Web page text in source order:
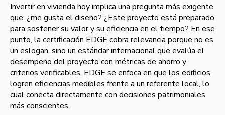
Invertir en vivienda hoy implica una pregunta más exigente
que: ¿me gusta el diseño? ¿Este proyecto está preparado
para sostener su valor y su eficiencia en el tiempo? En ese
punto, la certificación EDGE cobra relevancia porque no es
un eslogan, sino un estándar internacional que evalúa el
desempeño del proyecto con métricas de ahorro y
criterios verificables. EDGE se enfoca en que los edificios
logren eficiencias medibles frente a un referente local, lo
cual conecta directamente con decisiones patrimoniales
más conscientes.